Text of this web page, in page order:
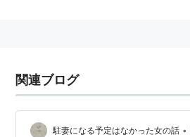
関連ブログ
駐妻になる予定はなかった女の話 •